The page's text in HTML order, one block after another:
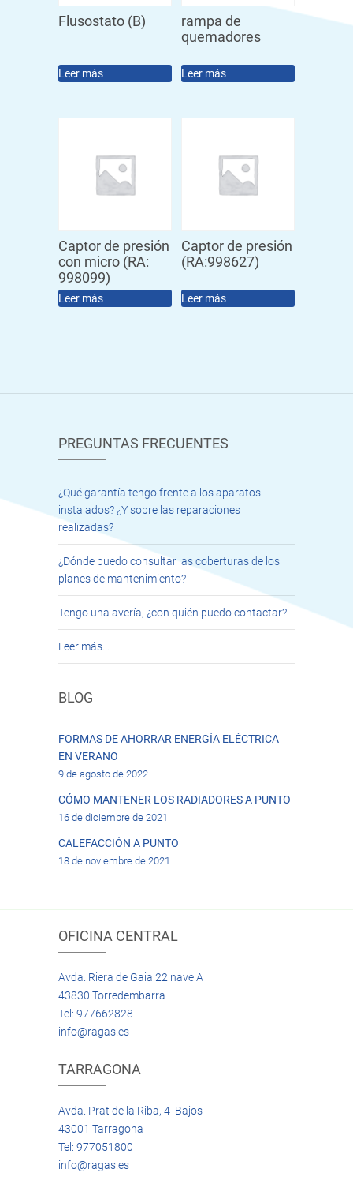
Flusostato (B)
Leer más
rampa de
quemadores
Leer más
Captor de presión
con micro (RA:
998099)
Leer más
Captor de presión
(RA:998627)
Leer más
PREGUNTAS FRECUENTES
¿Qué garantía tengo frente a los aparatos
instalados? ¿Y sobre las reparaciones
realizadas?
¿Dónde puedo consultar las coberturas de los
planes de mantenimiento?
Tengo una avería, ¿con quién puedo contactar?
Leer más…
BLOG
FORMAS DE AHORRAR ENERGÍA ELÉCTRICA
EN VERANO
9 de agosto de 2022
CÓMO MANTENER LOS RADIADORES A PUNTO
16 de diciembre de 2021
CALEFACCIÓN A PUNTO
18 de noviembre de 2021
OFICINA CENTRAL
Avda. Riera de Gaia 22 nave A
43830 Torredembarra
Tel: 977662828
info@ragas.es
TARRAGONA
Avda. Prat de la Riba, 4 Bajos
43001 Tarragona
Tel: 977051800
info@ragas.es